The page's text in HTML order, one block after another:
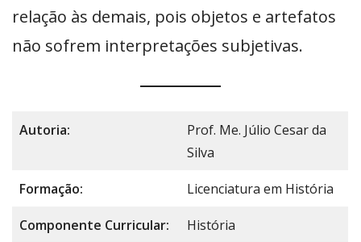
relação às demais, pois objetos e artefatos
não sofrem interpretações subjetivas.
Autoria:
Prof. Me. Júlio Cesar da
Silva
Formação: Licenciatura em História
Componente Curricular: História